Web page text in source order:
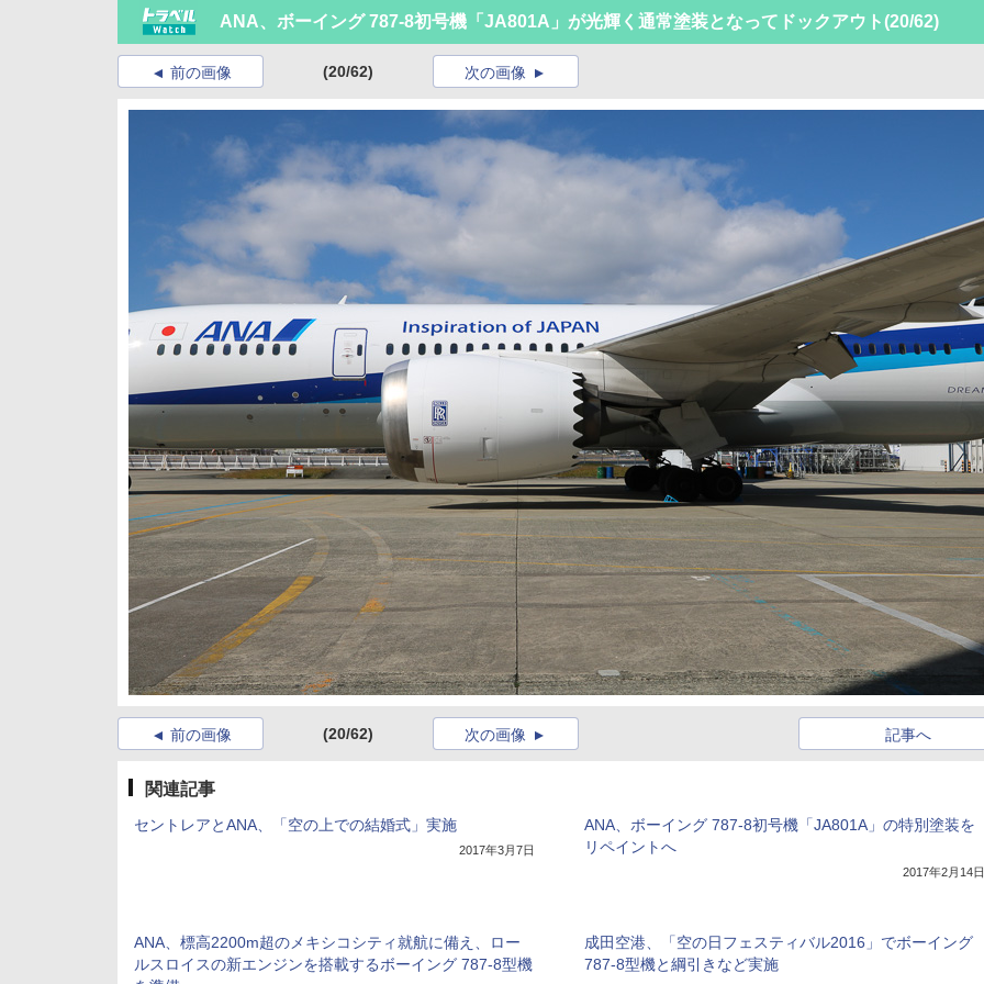
ANA、ボーイング 787-8初号機「JA801A」が光輝く通常塗装となってドックアウト(20/62)
前の画像 (20/62) 次の画像
前の画像 (20/62) 次の画像 記事へ
関連記事
セントレアとANA、「空の上での結婚式」実施
2017年3月7日
ANA、ボーイング 787-8初号機「JA801A」の特別塗装を
リペイントへ
2017年2月14日
ANA、標高2200m超のメキシコシティ就航に備え、ロー
ルスロイスの新エンジンを搭載するボーイング 787-8型機
成田空港、「空の日フェスティバル2016」でボーイング
787-8型機と綱引きなど実施